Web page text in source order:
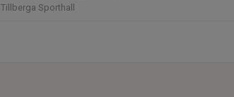
Tillberga Sporthall